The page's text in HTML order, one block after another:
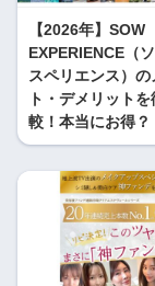
【2026年】SOW
EXPERIENCE（
スペリエンス）の
ト・デメリット
較！本当にお得？